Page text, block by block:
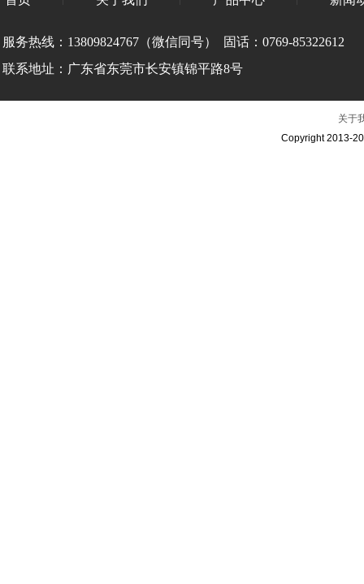
服务热线： 13809824767（微信同号） 固话：0769-85322612
联系地址：广东省东莞市长安镇锦平路8号
关于
Copyright 2013-